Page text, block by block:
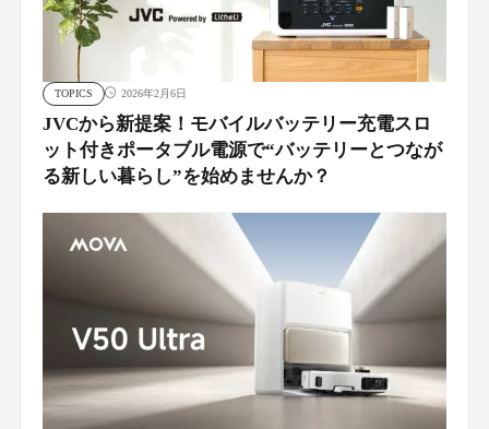
TOPICS 2026年2月6日
JVCから新提案！モバイルバッテリー充電スロ
ット付きポータブル電源で“バッテリーとつなが
る新しい暮らし”を始めませんか？